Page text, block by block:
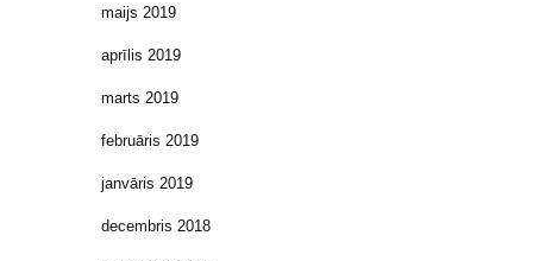
maijs 2019
aprīlis 2019
marts 2019
februāris 2019
janvāris 2019
decembris 2018